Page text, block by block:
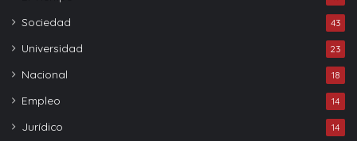
Sociedad 43
Universidad 23
Nacional 18
Empleo 14
Jurídico 14